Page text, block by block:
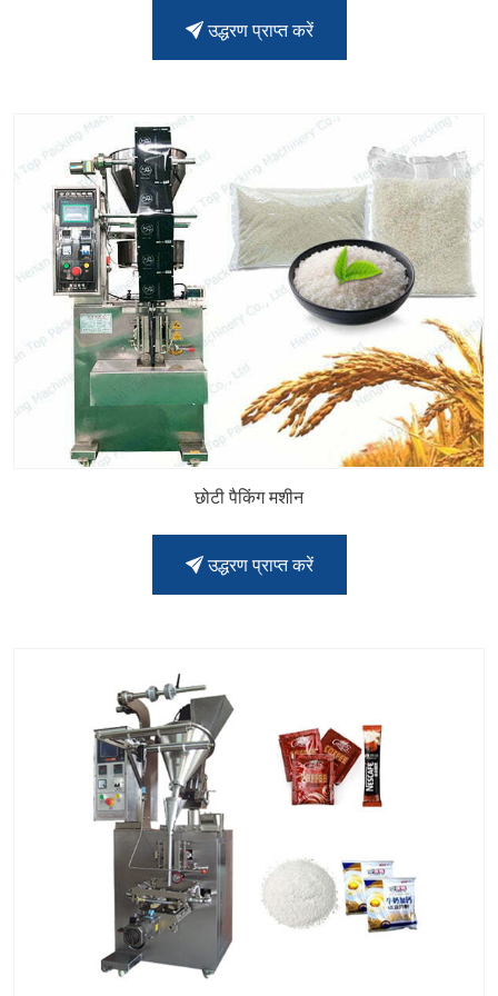
उद्धरण प्राप्त करें
छोटी पैकिंग मशीन
उद्धरण प्राप्त करें